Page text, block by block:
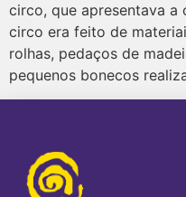
circo, que apresentava a
circo era feito de
rolhas, pedaços de
pequenos bonecos